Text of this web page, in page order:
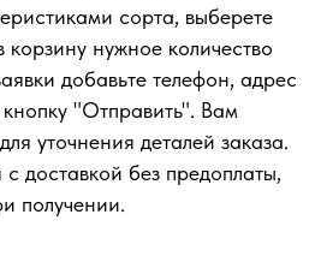
сорта, выберете
корзину нужное количество
добавьте телефон, адрес
"Отправить". Вам
уточнения деталей заказа.
доставкой без предоплаты,
получении.